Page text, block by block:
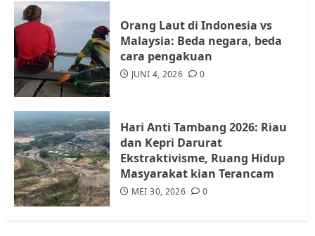
4
5
Tim Advokasi Desak BP Batam
Berhenti Merampas Tanah
Orang Laut di Indonesia vs
Malaysia: Beda negara, beda
cara pengakuan
JUNI 4, 2026 0
Hari Anti Tambang 2026: Riau
dan Kepri Darurat
Ekstraktivisme, Ruang Hidup
Masyarakat kian Terancam
MEI 30, 2026 0